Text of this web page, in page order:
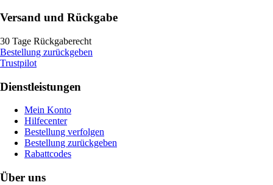
Versand und Rückgabe
30 Tage Rückgaberecht
Bestellung zurückgeben
Trustpilot
Dienstleistungen
Mein Konto
Hilfecenter
Bestellung verfolgen
Bestellung zurückgeben
Rabattcodes
Über uns